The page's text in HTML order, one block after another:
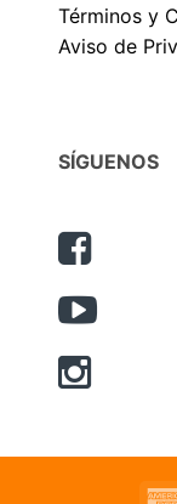
Términos y
Aviso de
SÍGUENOS